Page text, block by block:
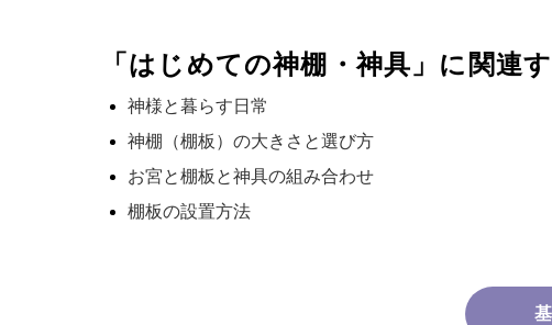
「はじめての神棚・神具」に関連
神様と暮らす日常
神棚（棚板）の大きさと選び方
お宮と棚板と神具の組み合わせ
棚板の設置方法